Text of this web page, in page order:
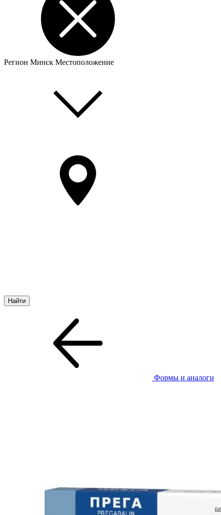
Регион Минск Местоположение
Формы и аналоги